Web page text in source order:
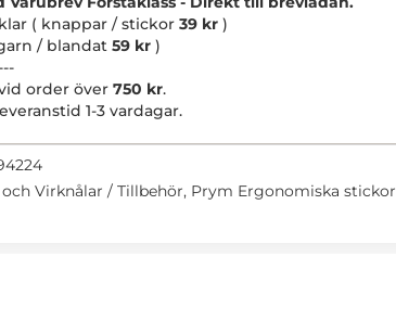
( knappar / stickor39 kr )
/ blandat59 kr )
order över750 kr.
1-3 vardagar.
Virknålar / Tillbehör, Prym Ergonomiska stickor